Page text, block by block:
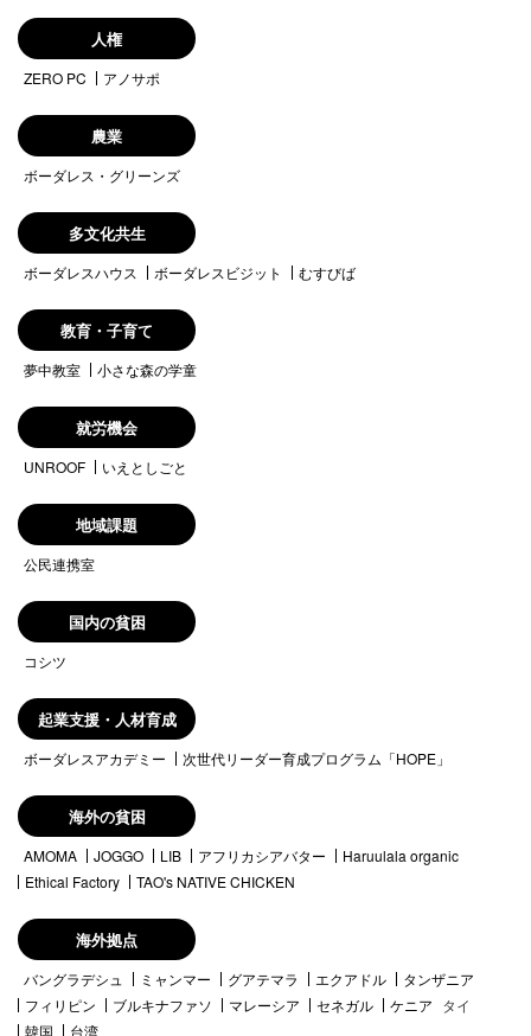
人権
ZERO PC アノサポ
農業
ボーダレス・グリーンズ
多文化共生
ボーダレスハウス ボーダレスビジット むすびば
教育・子育て
夢中教室 小さな森の学童
就労機会
UNROOF いえとしごと
地域課題
公民連携室
国内の貧困
コシツ
起業支援・人材育成
ボーダレスアカデミー 次世代リーダー育成プログラム「HOPE」
海外の貧困
AMOMA JOGGO LIB アフリカシアバター
Haruulala organic
Ethical Factory
TAO's NATIVE CHICKEN
海外拠点
バングラデシュ ミャンマー グアテマラ エクアドル
タンザニア
フィリピン
ブルキナファソ マレーシア セネガル ケニア タイ
韓国
台湾